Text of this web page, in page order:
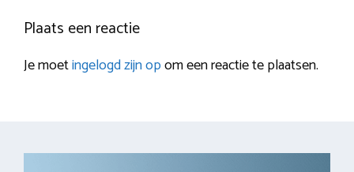
Plaats een reactie
Je moetingelogd zijn opom een reactie te plaatsen.